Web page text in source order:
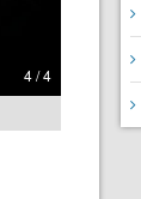
4 / 4